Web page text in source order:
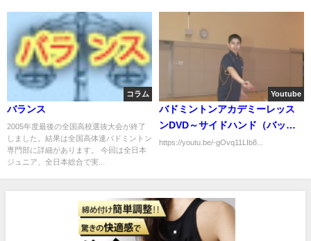
コラム
バランス
2005年度最後の全国高校選抜大会が終了
しました。結果は全国高体連バドミントン
専門部に詳細があります。 今回は全日本
ジュニア、全日本総合で実...
Youtube
バドミントンアカデミーレッス
ンDVD～サイドハンド（バック
ハンド）～
https://youtu.be/-gOvq11LIb8...